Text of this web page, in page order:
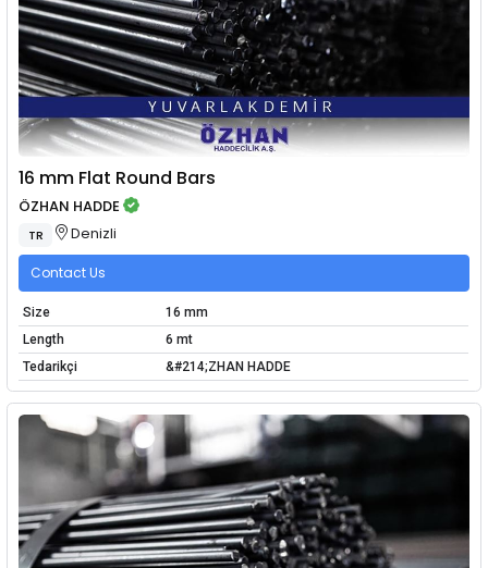
16 mm Flat Round Bars
ÖZHAN HADDE
TR Denizli
Contact Us
Size
16 mm
Length
6 mt
Tedarikçi
&#214;ZHAN HADDE